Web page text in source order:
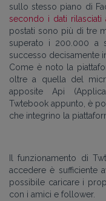
sullo stesso piano di
secondo i dati
postati sono più di tre
superato i 200.000 a
successo decisamente
Come è noto la
oltre a quella del
apposite Api
Twtebook appunto, è
che integrino la
Il funzionamento di
accedere è sufficiente
possibile caricare i
con i amici e follower.